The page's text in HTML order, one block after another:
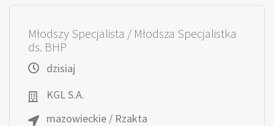
Młodszy Specjalista / Młodsza Specjalistka
ds. BHP
dzisiaj
KGL S.A.
mazowieckie / Rzakta